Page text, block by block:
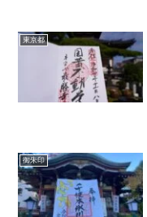
東京都
御朱印